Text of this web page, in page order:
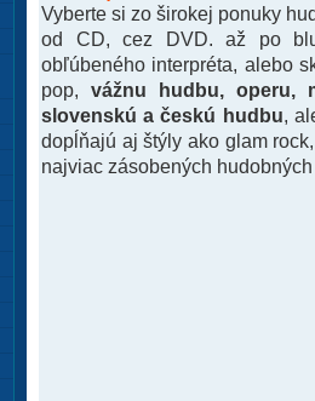
Vyberte si zo širokej ponuky
od CD, cez DVD. až po
obľúbeného interpréta, alebo
pop, vážnu hudbu, operu,
slovenskú a českú hudbu ,
dopĺňajú aj štýly ako glam
najviac zásobených